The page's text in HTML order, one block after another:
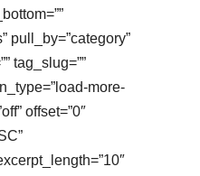
pull_by=”category”
tag_slug=””
more-
offset=”0″